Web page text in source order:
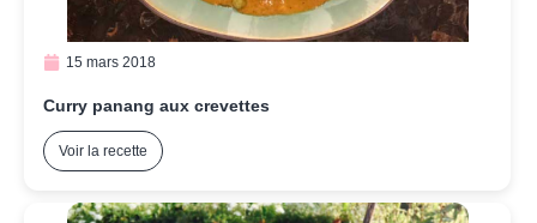
15 mars 2018
Curry panang aux crevettes
Voir la recette